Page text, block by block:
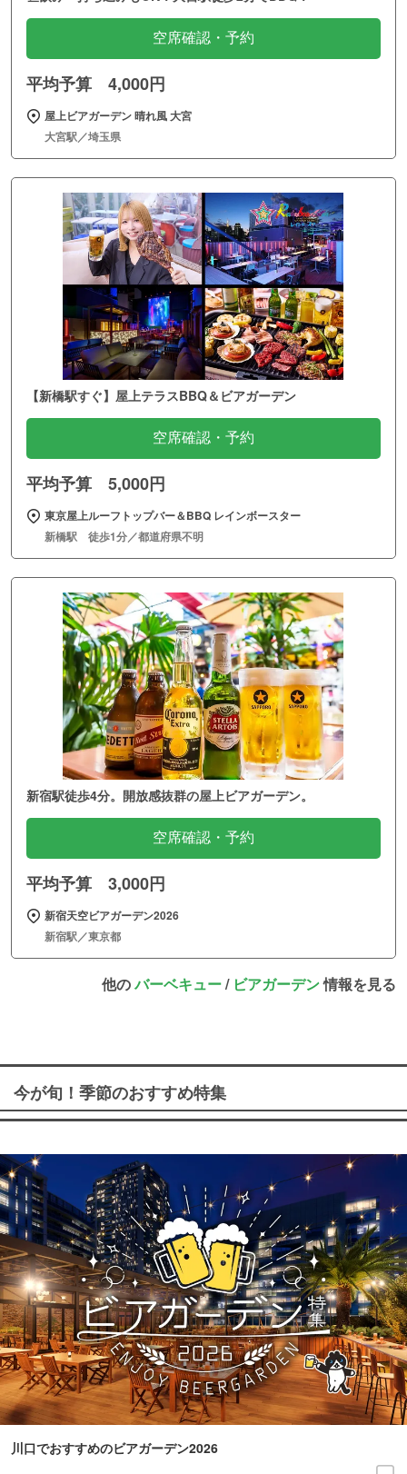
空席確認・予約
平均予算 4,000円
屋上ビアガーデン 晴れ風 大宮
大宮駅／埼玉県
【新橋駅すぐ】屋上テラスBBQ＆ビアガーデン
空席確認・予約
平均予算 5,000円
東京屋上ルーフトップバー＆BBQ レインボースター
新橋駅 徒歩1分／都道府県不明
新宿駅徒歩4分。開放感抜群の屋上ビアガーデン。
空席確認・予約
平均予算 3,000円
新宿天空ビアガーデン2026
新宿駅／東京都
他のバーベキュー/ ビアガーデン情報を見る
今が旬！季節のおすすめ特集
川口でおすすめのビアガーデン2026